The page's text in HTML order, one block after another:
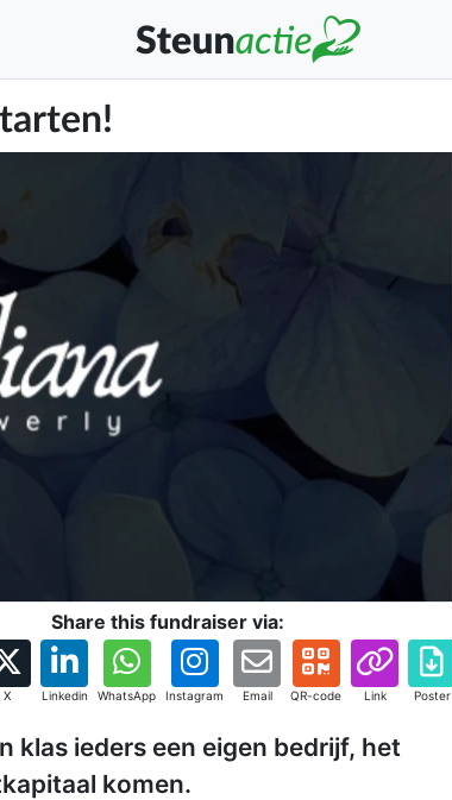
Share this fundraiser via:
X Linkedin WhatsApp Instagram Email QR-code Link Poster
klas ieders een eigen bedrijf, het
komen.